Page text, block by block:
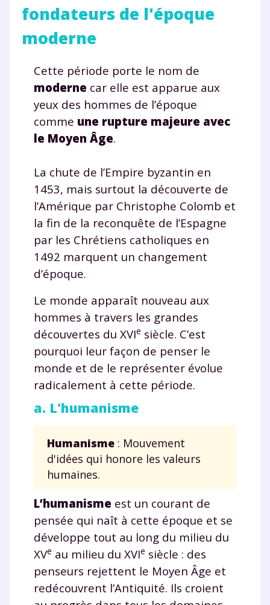
fondateurs de l'époque
moderne
Cette période porte le nom de
moderne car elle est apparue aux
yeux des hommes de l’époque
comme une rupture majeure avec
le Moyen Âge.
La chute de l’Empire byzantin en
1453, mais surtout la découverte de
l’Amérique par Christophe Colomb et
la fin de la reconquête de l’Espagne
par les Chrétiens catholiques en
1492 marquent un changement
d’époque.
Le monde apparaît nouveau aux
hommes à travers les grandes
découvertes du XVIe siècle. C’est
pourquoi leur façon de penser le
monde et de le représenter évolue
radicalement à cette période.
a. L'humanisme
Humanisme : Mouvement
d'idées qui honore les valeurs
humaines.
L’humanisme est un courant de
pensée qui naît à cette époque et se
développe tout au long du milieu du
XVe au milieu du XVIe siècle : des
penseurs rejettent le Moyen Âge et
redécouvrent l’Antiquité. Ils croient